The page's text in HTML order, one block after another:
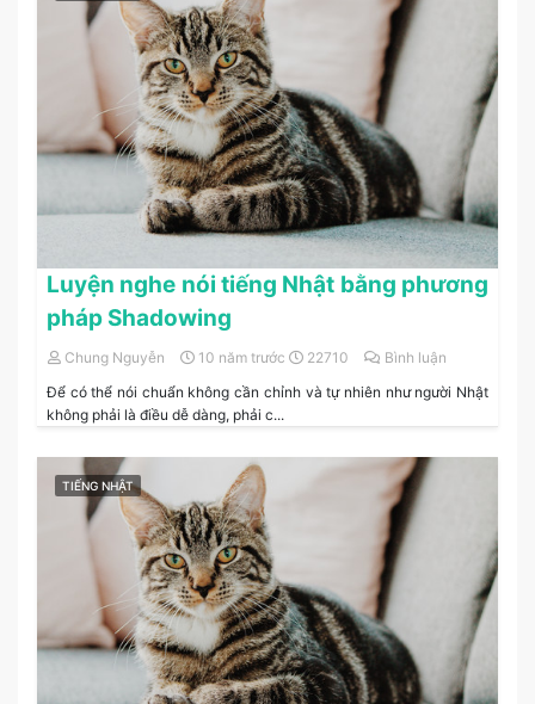
Luyện nghe nói tiếng Nhật bằng phương
pháp Shadowing
Chung Nguyễn 10 năm trước 22710
Bình luận
Để có thể nói chuẩn không cần chỉnh và tự nhiên như người Nhật
không phải là điều dễ dàng, phải c...
TIẾNG NHẬT